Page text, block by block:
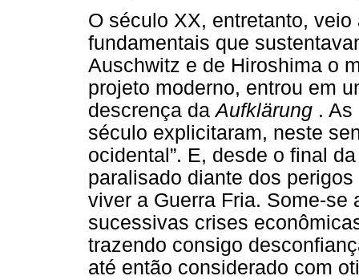
O século XX, entretanto,
fundamentais que
Auschwitz e de Hiroshima o
projeto moderno, entrou em
descrença daAufklärung . As
século explicitaram, neste
ocidental”. E, desde o final
paralisado diante dos
viver a Guerra Fria. Some-
sucessivas crises
trazendo consigo
até então considerado com